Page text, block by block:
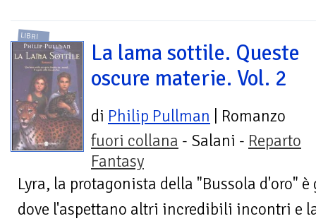
LIBRI
La lama sottile. Queste
oscure materie. Vol. 2
di Philip Pullman | Romanzo
fuori collana - Salani - Reparto
Fantasy
Lyra, la protagonista della "Bussola d'oro"
dove l'aspettano altri incredibili incontri e